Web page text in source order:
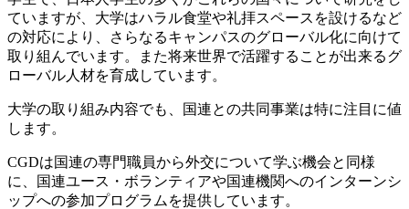
ていますが、大学はハラル食堂や礼拝スペースを設けるなど
の対応により、さらなるキャンパスのグローバル化に向けて
取り組んでいます。また将来世界で活躍することが出来るグ
ローバル人材を育成しています。
大学の取り組み内容でも、国連との共同事業は特に注目に値
します。
CGDは国連の専門職員から外交について学ぶ機会と同様
に、国連ユース・ボランティアや国連機関へのインターンシ
ップへの参加プログラムを提供しています。